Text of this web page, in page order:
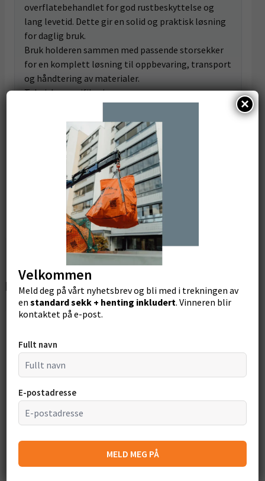
overflatebehandlet for god rustbeskyttelse og
lang levetid. Dette gir en solid og praktisk løsning
for daglig bruk.
Bruk holderen sammen med passende storsekker
for en komplett løsning til oppbevaring, transport
og håndtering av materialer.
Tekniske spesifikasjoner
Høyde: 1000–1400 mm
Bredde: 800 mm
Lengde: 1800 mm
Materiale: 2 mm galvaniserte stålrør, Ø32 mm
Anmeldelser (0)
0 av 0 anmeldelser
Beklager, ingen anmeldelser samsvarer med dine
nåværende valg
Relaterte produkter
Bigbag for asbest
Velkommen
Meld deg på vårt nyhetsbrev og bli med i trekningen av
enstandard sekk + henting inkludert. Vinneren blir
kontaktet på e-post.
Fullt navn
E-postadresse
MELD MEG PÅ
×